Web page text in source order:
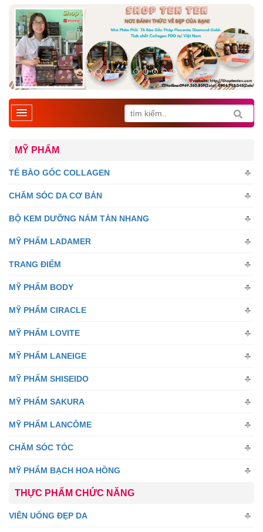
MỸ PHẨM
TẾ BÀO GỐC COLLAGEN
CHĂM SÓC DA CƠ BẢN
BỘ KEM DƯỠNG NÁM TÀN NHANG
MỸ PHẨM LADAMER
TRANG ĐIỂM
MỸ PHẨM BODY
MỸ PHẨM CIRACLE
MỸ PHẨM LOVITE
MỸ PHẨM LANEIGE
MỸ PHẨM SHISEIDO
MỸ PHẨM SAKURA
MỸ PHẨM LANCÔME
CHĂM SÓC TÓC
MỸ PHẨM BẠCH HOA HỒNG
THỰC PHẨM CHỨC NĂNG
VIÊN UỐNG ĐẸP DA